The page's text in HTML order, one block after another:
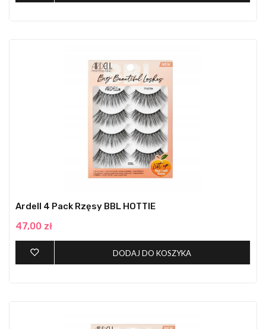
Ardell 4 Pack Rzęsy BBL HOTTIE
47,00 zł
DODAJ DO KOSZYKA